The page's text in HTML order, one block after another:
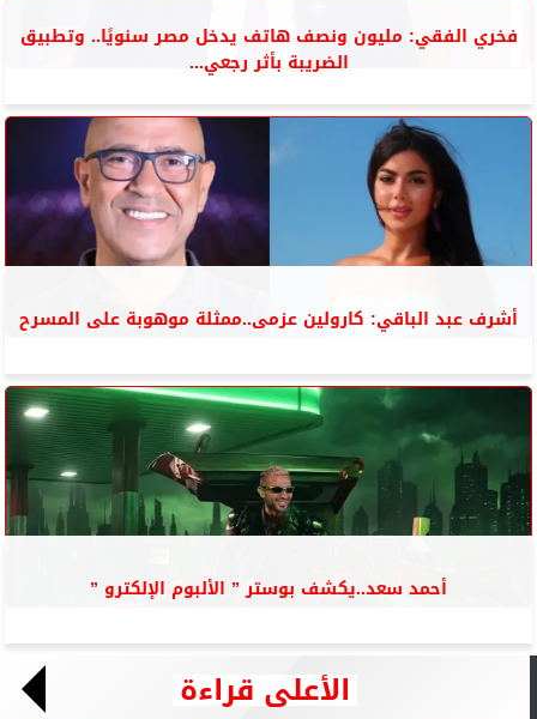
فخري الفقي: مليون ونصف هاتف يدخل مصر سنويًا.. وتطبيق
الضريبة بأثر رجعي...
أشرف عبد الباقي: كارولين عزمى..ممثلة موهوبة على المسرح
أحمد سعد..يكشف بوستر ” الألبوم الإلكترو ”
الأعلى قراءة